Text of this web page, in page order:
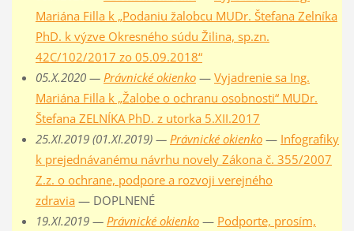
Mariána Filla k „Podaniu žalobcu MUDr. Štefana Zelníka
PhD. k výzve Okresného súdu Žilina, sp.zn.
42C/102/2017 zo 05.09.2018“
05.X.2020 — Právnické okienko— Vyjadrenie sa Ing.
Mariána Filla k „Žalobe o ochranu osobnosti“ MUDr.
Štefana ZELNÍKA PhD. z utorka 5.XII.2017
25.XI.2019 (01.XI.2019) — Právnické okienko— Infografiky
k prejednávanému návrhu novely Zákona č. 355/2007
Z.z. o ochrane, podpore a rozvoji verejného
zdravia — DOPLNENÉ
19.XI.2019 — Právnické okienko— Podporte, prosím,